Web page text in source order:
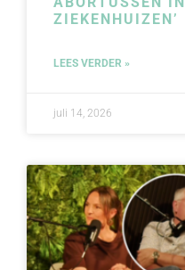
ZIEKENHUIZEN’
LEES VERDER »
juli 14, 2026